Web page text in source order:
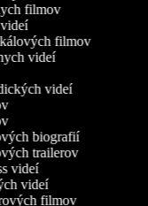
filmov
filmov
videí
videí
biografií
trailerov
videí
videí
filmov